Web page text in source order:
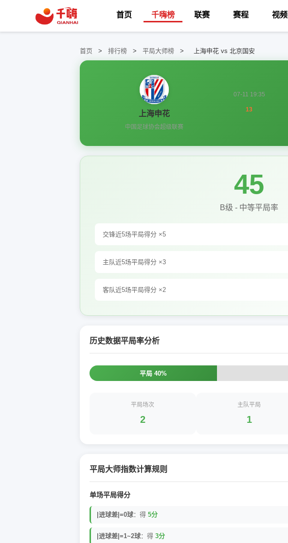
首页 千嗨榜 联赛 赛程 视频
首页 > 排行榜 > 平局大师榜 > 上海申花 vs 北京国安
上海申花
中国足球协会超级联赛
07-11 19:35
13
45
B级 - 中等平局率
交锋近5场平局得分 ×5
主队近5场平局得分 ×3
客队近5场平局得分 ×2
历史数据平局率分析
平局 40%
平局场次
2
主队平局
1
平局大师指数计算规则
单场平局得分
|进球差|=0球：得 5分
|进球差|=1~2球：得 3分